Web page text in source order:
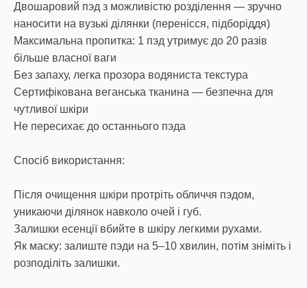
Двошаровий пэд з можливістю розділення — зручно
наносити на вузькі ділянки (перенісся, підборіддя)
Максимальна пропитка: 1 пэд утримує до 20 разів
більше власної ваги
Без запаху, легка прозора водяниста текстура
Сертифікована веганська тканина — безпечна для
чутливої шкіри
Не пересихає до останнього пэда
Спосіб використання:
Після очищення шкіри протріть обличчя пэдом,
уникаючи ділянок навколо очей і губ.
Залишки есенції вбийте в шкіру легкими рухами.
Як маску: залиште пэди на 5–10 хвилин, потім зніміть і
розподіліть залишки.